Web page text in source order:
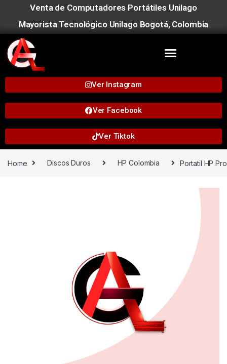
Venta de Computadores Portátiles Unilago
Mayorista Tecnológico Unilago Bogotá, Colombia
Ver Instagram
Ver Facebook
Ver Tiktok
Home Discos Duros HP Colombia Portatil HP